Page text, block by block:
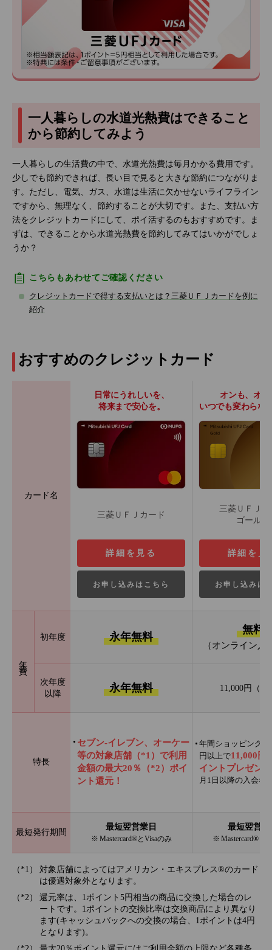
一人暮らしの水道光熱費はできること
から節約してみよう
一人暮らしの生活費の中で、水道光熱費は毎月かかる費用です。
少しでも節約できれば、長い目で見ると大きな節約につながりま
す。ただし、電気、ガス、水道は生活に欠かせないライフライン
ですから、無理なく、節約することが大切です。また、支払い方
法をクレジットカードにして、ポイ活するのもおすすめです。ま
ずは、できることから水道光熱費を節約してみてはいかがでしょ
うか？
こちらもあわせてご確認ください
クレジットカードで得する支払いとは？三菱ＵＦＪカードを例に
紹介
おすすめのクレジットカード
カード名
日常にうれしいを、
将来まで安心を。
オンも、オフ
いつでも変わらな
三菱ＵＦＪカード
三菱ＵＦＪカ
ゴールド
詳細を見る
お申し込みはこちら
詳細を見
お申し込みは
年会費
初年度 永年無料
無料
（オンライン入
次年度
以降
永年無料 11,000円（税
特長
セブン‐イレブン、オーケー
等の対象店舗（*1）で利用
金額の最大20％（*2）ポイ
ント還元！
年間ショッピング利
円以上で11,000円
イントプレゼント
月1日以降の入会者
最短発行期間
最短翌営業日
※ Mastercard®とVisaのみ
最短翌営業
※ Mastercard®と
対象店舗によってはアメリカン・エキスプレス®のカード
は優遇対象外となります。
還元率は、1ポイント5円相当の商品に交換した場合のレ
ートです。1ポイントの交換比率は交換商品により異なり
ます(キャッシュバックへの交換の場合、1ポイントは4円
となります)。